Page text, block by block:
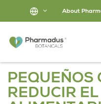
About
PEQUEÑOS
REDUCIR